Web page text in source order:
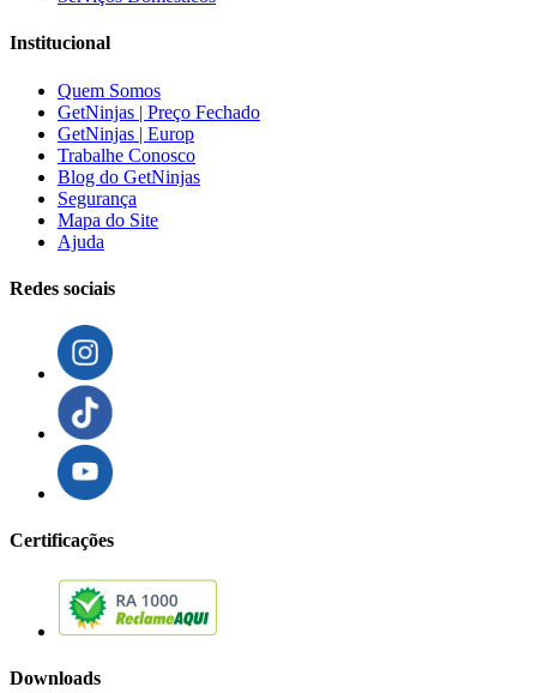
Institucional
Quem Somos
GetNinjas | Preço Fechado
GetNinjas | Europ
Trabalhe Conosco
Blog do GetNinjas
Segurança
Mapa do Site
Ajuda
Redes sociais
Certificações
Downloads